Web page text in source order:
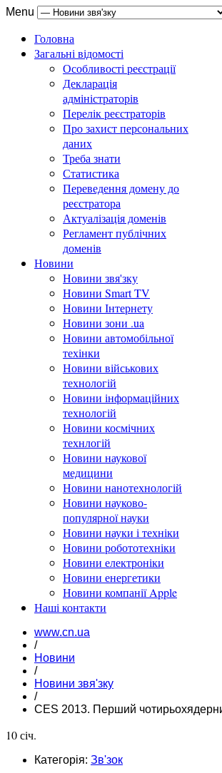
Menu
Головна
Загальні відомості
Особливості реєстрації
Декларація
адміністраторів
Перелік реєстраторів
Про захист персональних
даних
Треба знати
Статистика
Переведення домену до
реєстратора
Актуалізація доменів
Регламент публічних
доменів
Новини
Новини звя'зку
Новини Smart TV
Новини Інтернету
Новини зони .ua
Новини автомобільної
техінки
Новини військових
технологій
Новини інформаційних
технологій
Новини космічних
технлогій
Новини наукової
медицини
Новини нанотехнологій
Новини науково-
популярної науки
Новини науки і техніки
Новини робототехніки
Новини електроніки
Новини енергетики
Новини компанії Apple
Наші контакти
www.cn.ua
/
Новини
/
Новини звя'зку
/
CES 2013. Перший
10 січ.
Категорія: Зв'зок